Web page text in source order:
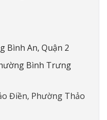
Bình An, Quận 2
Bình Trưng
Điền, Phường Thảo